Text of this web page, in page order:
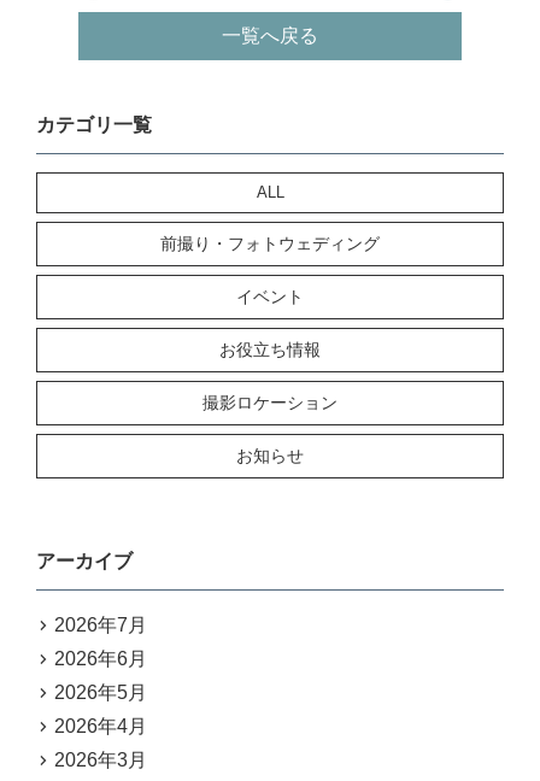
一覧へ戻る
カテゴリ一覧
ALL
前撮り・フォトウェディング
イベント
お役立ち情報
撮影ロケーション
お知らせ
アーカイブ
2026年7月
2026年6月
2026年5月
2026年4月
2026年3月